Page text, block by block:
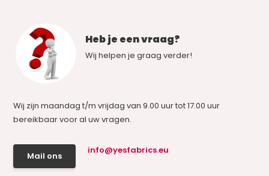
Heb je een vraag?
Wij helpen je graag verder!
Wij zijn maandag t/m vrijdag van 9.00 uur tot 17.00 uur
bereikbaar voor al uw vragen.
Mail ons
info@yesfabrics.eu